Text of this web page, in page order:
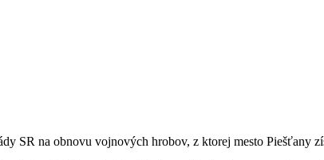
SR na obnovu vojnových hrobov, z ktorej mesto Piešťany